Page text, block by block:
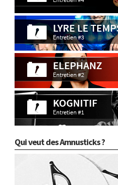
Qui veut des Amnusticks ?